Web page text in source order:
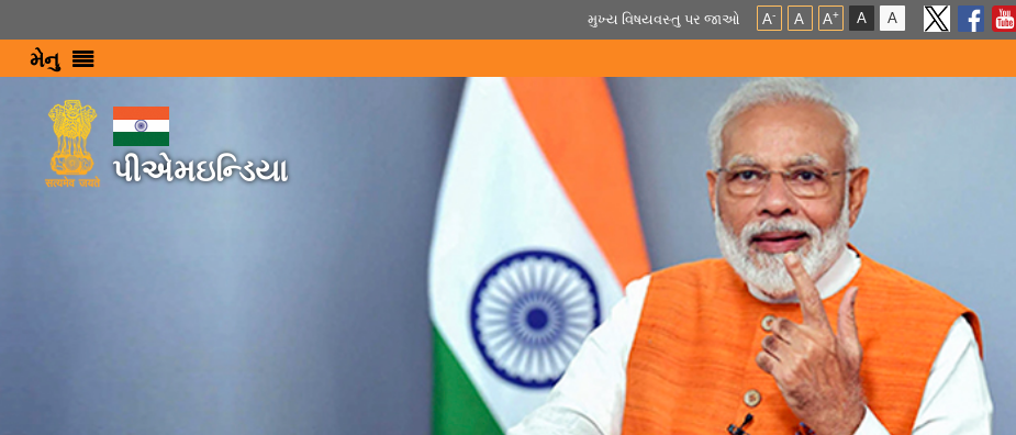
મુખ્ય વિષયવસ્તુ પર જાઓ A- A A+ A A
મેનુ
પીએમઇન્ડિયા